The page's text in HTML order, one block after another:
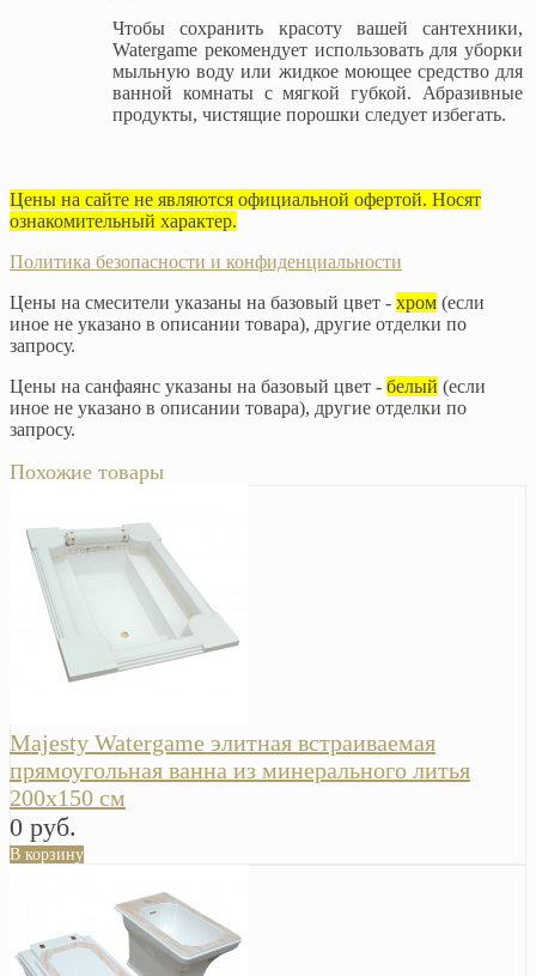
Чтобы сохранить красоту вашей сантехники,
Watergame рекомендует использовать для уборки
мыльную воду или жидкое моющее средство для
ванной комнаты с мягкой губкой. Абразивные
продукты, чистящие порошки следует избегать.
Цены на сайте не являются официальной офертой. Носят
ознакомительный характер.
Политика безопасности и конфиденциальности
Цены на смесители указаны на базовый цвет - хром (если
иное не указано в описании товара), другие отделки по
запросу.
Цены на санфаянс указаны на базовый цвет - белый (если
иное не указано в описании товара), другие отделки по
запросу.
Похожие товары
Majesty Watergame элитная встраиваемая
прямоугольная ванна из минерального литья
200х150 см
0 руб.
В корзину